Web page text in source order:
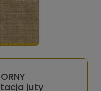
juty